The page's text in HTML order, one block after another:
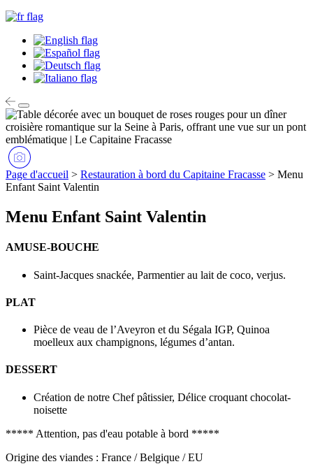
Page d'accueil > Restauration à bord du Capitaine Fracasse > Menu
Enfant Saint Valentin
Menu Enfant Saint Valentin
AMUSE-BOUCHE
Saint-Jacques snackée, Parmentier au lait de coco, verjus.
PLAT
Pièce de veau de l’Aveyron et du Ségala IGP, Quinoa
moelleux aux champignons, légumes d’antan.
DESSERT
Création de notre Chef pâtissier, Délice croquant chocolat-
noisette
***** Attention, pas d'eau potable à bord *****
Origine des viandes : France / Belgique / EU